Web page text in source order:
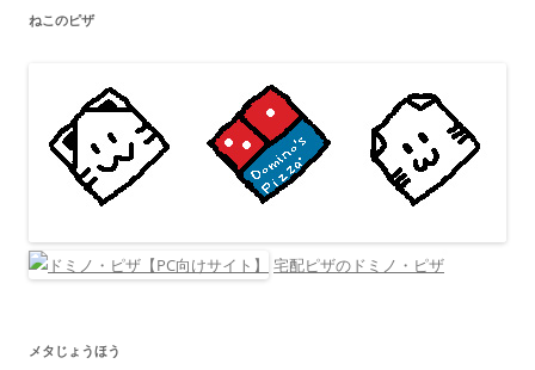
ねこのピザ
宅配ピザのドミノ・ピザ
メタじょうほう